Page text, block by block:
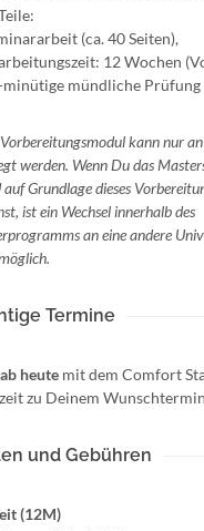
(ca. 40 Seiten),
12 Wochen
minütige mündliche Prüfung
kann nur
werden. Wenn Du das
auf Grundlage dieses
ist ein Wechsel innerhalb des
an eine andere
Termine
ab heute mit dem Comfort
zu Deinem Wunschtermin
und Gebühren
(12M)